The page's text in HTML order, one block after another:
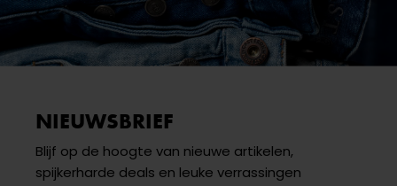
NIEUWSBRIEF
Blijf op de hoogte van nieuwe artikelen,
spijkerharde deals en leuke verrassingen